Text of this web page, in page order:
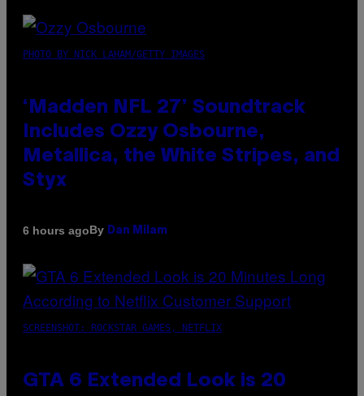
PHOTO BY NICK LAHAM/GETTY IMAGES
‘Madden NFL 27’ Soundtrack
Includes Ozzy Osbourne,
Metallica, the White Stripes, and
Styx
6 hours agoBy Dan Milam
SCREENSHOT: ROCKSTAR GAMES, NETFLIX
GTA 6 Extended Look is 20